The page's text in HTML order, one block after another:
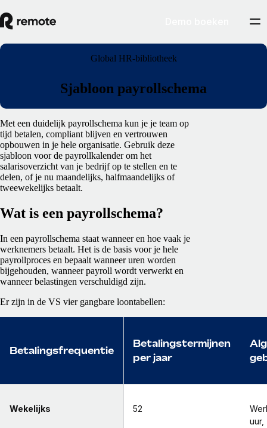
Global HR-bibliotheek
Sjabloon payrollschema
Met een duidelijk payrollschema kun je je team op
tijd betalen, compliant blijven en vertrouwen
opbouwen in je hele organisatie. Gebruik deze
sjabloon voor de payrollkalender om het
salarisoverzicht van je bedrijf op te stellen en te
delen, of je nu maandelijks, halfmaandelijks of
tweewekelijks betaalt.
Wat is een payrollschema?
In een payrollschema staat wanneer en hoe vaak je
werknemers betaalt. Het is de basis voor je hele
payrollproces en bepaalt wanneer uren worden
bijgehouden, wanneer payroll wordt verwerkt en
wanneer belastingen verschuldigd zijn.
Er zijn in de VS vier gangbare loontabellen:
Betalingsfrequentie
Betalingstermijnen
per jaar
Wekelijks 52